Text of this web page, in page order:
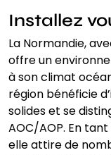
Installez
La Normandie,
offre un
à son climat
région bénéficie
solides et se
AOC/AOP. En
elle attire de